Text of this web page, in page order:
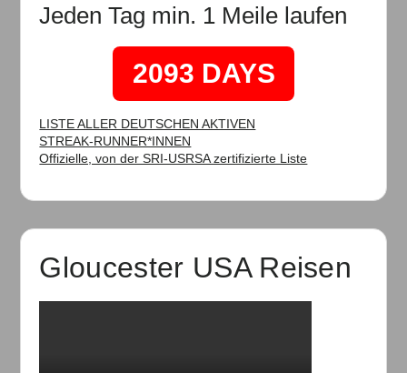
Jeden Tag min. 1 Meile laufen
2093 DAYS
LISTE ALLER DEUTSCHEN AKTIVEN
STREAK-RUNNER*INNEN
Offizielle, von der SRI-USRSA zertifizierte Liste
Gloucester USA Reisen